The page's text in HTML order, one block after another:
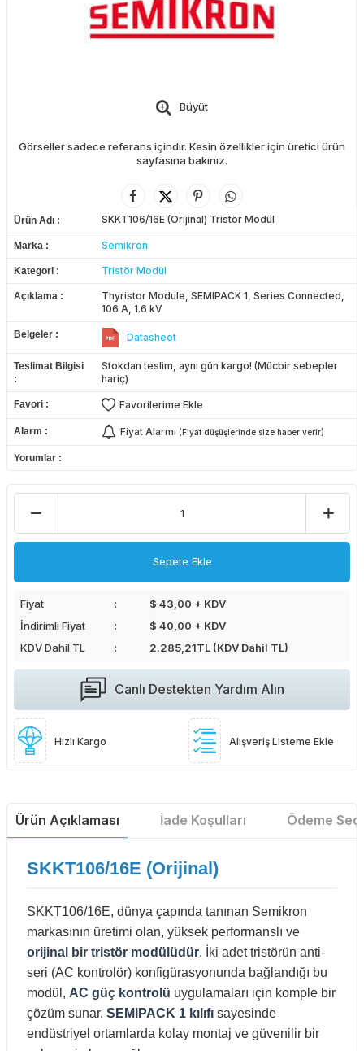
Büyüt
Görseller sadece referans içindir. Kesin özellikler için üretici ürün
sayfasına bakınız.
Ürün Adı SKKT106/16E (Orijinal) Tristör Modül
Marka Semikron
Kategori Tristör Modül
Açıklama
Thyristor Module, SEMIPACK 1, Series Connected,
106 A, 1.6 kV
Belgeler Datasheet
Teslimat Bilgisi
Stokdan teslim, aynı gün kargo! (Mücbir sebepler
hariç)
Favori Favorilerime Ekle
Alarm Fiyat Alarmı (Fiyat düşüşlerinde size haber verir)
Yorumlar
Sepete Ekle
Fiyat
$ 43,00 + KDV
İndirimli Fiyat
$ 40,00 + KDV
KDV Dahil TL
2.285,21TL (KDV Dahil TL)
Canlı Destekten Yardım Alın
Hızlı Kargo Alışveriş Listeme Ekle
Ürün Açıklaması İade Koşulları Ödeme
SKKT106/16E (Orijinal)
SKKT106/16E, dünya çapında tanınan Semikron
markasının üretimi olan, yüksek performanslı ve
orijinal bir tristör modülüdür. İki adet tristörün anti-
seri (AC kontrolör) konfigürasyonunda bağlandığı bu
modül, AC güç kontrolü uygulamaları için komple bir
çözüm sunar. SEMIPACK 1 kılıfı sayesinde
endüstriyel ortamlarda kolay montaj ve güvenilir bir